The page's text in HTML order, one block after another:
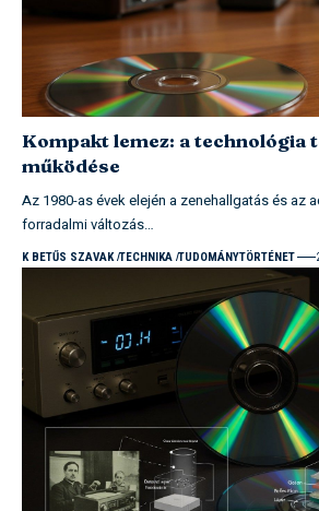
Kompakt lemez: a technológia
működése
Az 1980-as évek elején a zenehallgatás és az
forradalmi változás…
K BETŰS SZAVAK TECHNIKA TUDOMÁNYTÖRTÉNET